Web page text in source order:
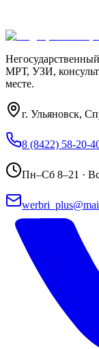
МРТ, УЗИ,
месте.
г. Ульяновск,
8 (8422) 58-20-
Пн–Сб 8–21 ·